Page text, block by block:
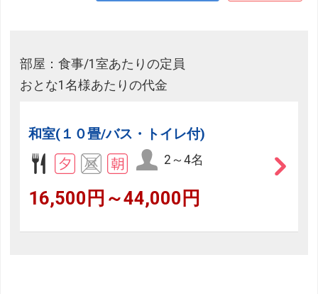
部屋：食事/1室あたりの定員
おとな1名様あたりの代金
和室(１０畳/バス・トイレ付)
2～4名
16,500円～44,000円